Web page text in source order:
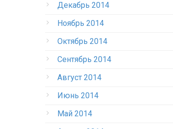
Декабрь 2014
Ноябрь 2014
Октябрь 2014
Сентябрь 2014
Август 2014
Июнь 2014
Май 2014